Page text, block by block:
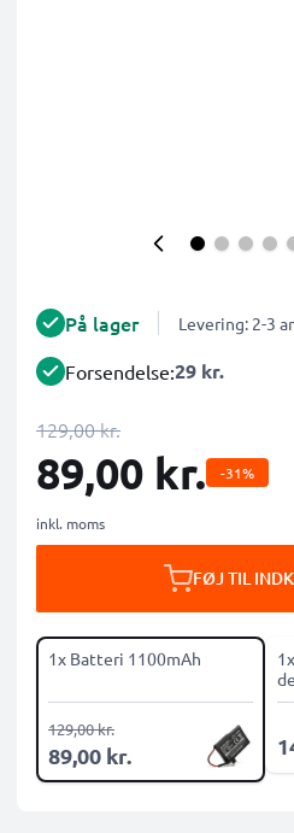
På lager Levering: 2-3
Forsendelse:29 kr.
129,00 kr.
89,00 kr. -31%
inkl. moms
FØJ TIL
1x Batteri 1100mAh
89,00 kr.
129,00 kr.